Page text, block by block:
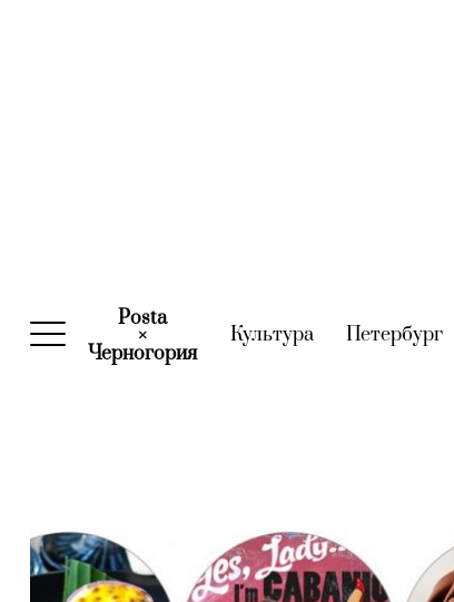
Posta
×
Черногория(current)
Культура(current)
Петербург